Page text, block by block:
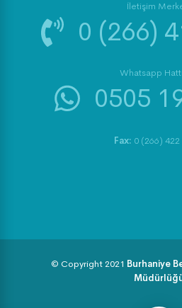
İletişim
0 (266)
Whatsapp
0505
Fax: 0 (266) 422
© Copyright 2021 Burhaniye